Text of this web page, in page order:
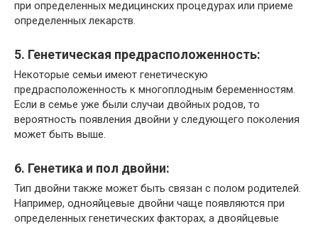
при определенных медицинских процедурах или приеме
определенных лекарств.
5. Генетическая предрасположенность:
Некоторые семьи имеют генетическую
предрасположенность к многоплодным беременностям.
Если в семье уже были случаи двойных родов, то
вероятность появления двойни у следующего поколения
может быть выше.
6. Генетика и пол двойни:
Тип двойни также может быть связан с полом родителей.
Например, однояйцевые двойни чаще появляются при
определенных генетических факторах, а двояйцевые